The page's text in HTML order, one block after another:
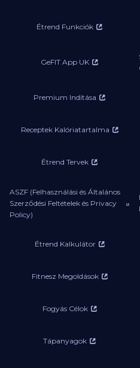
Étrend Funkciók
GeFIT App UK
Premium Indítása
Receptek Kalóriatartalma
Étrend Tervek
ASZF (Felhasználási és Általános
Szerződési Feltételek és Privacy
Policy)
Étrend Kalkulátor
Fitnesz Megoldások
Fogyás Célok
Tápanyagok